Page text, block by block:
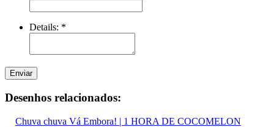
Details: *
Enviar
Desenhos relacionados:
Chuva chuva Vá Embora! | 1 HORA DE COCOMELON